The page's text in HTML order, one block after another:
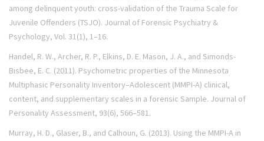
among delinquent youth: cross-validation of the Trauma Scale for
Juvenile Offenders (TSJO). Journal of Forensic Psychiatry &
Psychology, Vol. 31(1), 1–16.
Handel, R. W., Archer, R. P., Elkins, D. E. Mason, J. A., and Simonds-
Bisbee, E. C. (2011). Psychometric properties of the Minnesota
Multiphasic Personality Inventory–Adolescent (MMPI-A) clinical,
content, and supplementary scales in a forensic Sample. Journal of
Personality Assessment, 93(6), 566–581.
Murray, H. D., Glaser, B., and Calhoun, G. (2013). Using the MMPI-A in